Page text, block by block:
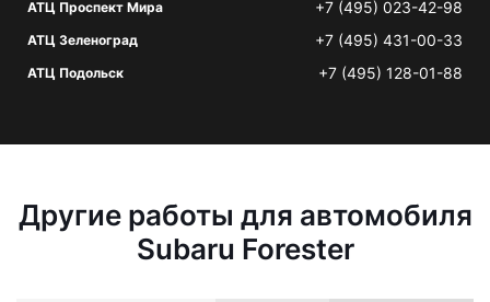
АТЦ Проспект Мира +7 (495) 023-42-98
АТЦ Зеленоград +7 (495) 431-00-33
АТЦ Подольск +7 (495) 128-01-88
Другие работы для автомобиля
Subaru Forester